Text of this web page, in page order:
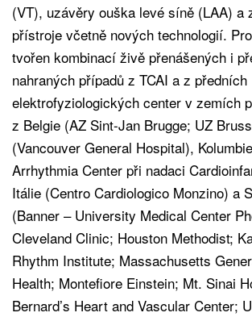
(VT), uzávěry ouška levé síně (LAA) a
přístroje včetně nových technologií.
tvořen kombinací živě přenášených i
nahraných případů z TCAI a z předních
elektrofyziologických center v zemích
z Belgie (AZ Sint-Jan Brugge; UZ
(Vancouver General Hospital),
Arrhythmia Center při nadaci
Itálie (Centro Cardiologico Monzino) a
(Banner – University Medical Center
Cleveland Clinic; Houston Methodist;
Rhythm Institute; Massachusetts
Health; Montefiore Einstein; Mt. Sinai
Bernard’s Heart and Vascular Center;